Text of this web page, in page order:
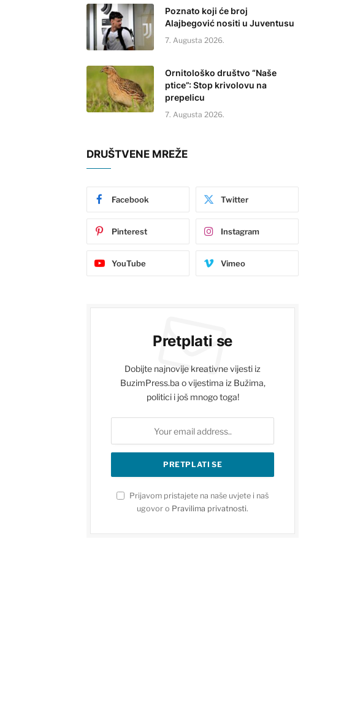
Poznato koji će broj
Alajbegović nositi u Juventusu
7. Augusta 2026.
Ornitološko društvo “Naše
ptice”: Stop krivolovu na
prepelicu
7. Augusta 2026.
DRUŠTVENE MREŽE
Facebook Twitter
Pinterest Instagram
YouTube Vimeo
Pretplati se
Dobijte najnovije kreativne vijesti iz
BuzimPress.ba o vijestima iz Bužima,
politici i još mnogo toga!
Prijavom pristajete na naše uvjete i naš
ugovor o Pravilima privatnosti.